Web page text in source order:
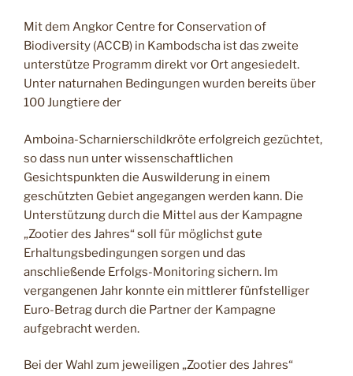
Mit dem Angkor Centre for Conservation of
Biodiversity (ACCB) in Kambodscha ist das zweite
unterstütze Programm direkt vor Ort angesiedelt.
Unter naturnahen Bedingungen wurden bereits über
100 Jungtiere der
Amboina-Scharnierschildkröte erfolgreich gezüchtet,
so dass nun unter wissenschaftlichen
Gesichtspunkten die Auswilderung in einem
geschützten Gebiet angegangen werden kann. Die
Unterstützung durch die Mittel aus der Kampagne
„Zootier des Jahres“ soll für möglichst gute
Erhaltungsbedingungen sorgen und das
anschließende Erfolgs-Monitoring sichern. Im
vergangenen Jahr konnte ein mittlerer fünfstelliger
Euro-Betrag durch die Partner der Kampagne
aufgebracht werden.
Bei der Wahl zum jeweiligen „Zootier des Jahres“